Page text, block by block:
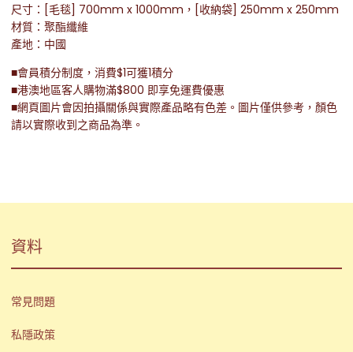
尺寸：[毛毯] 700mm x 1000mm，[收納袋] 250mm x 250mm
材質：聚酯纖維
產地：中國
■會員積分制度，消費$1可獲1積分
■港澳地區客人購物滿$800 即享免運費優惠
■網頁圖片會因拍攝關係與實際產品略有色差。圖片僅供參考，顏色
請以實際收到之商品為準。
資料
常見問題
私隱政策